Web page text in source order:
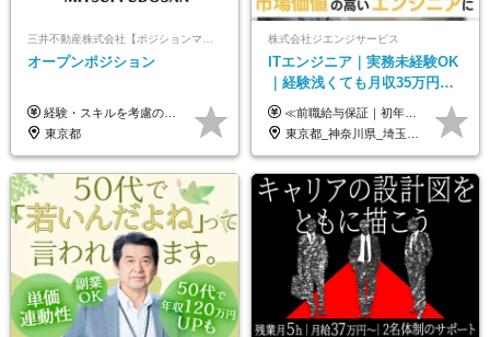
オープンポジション
経験・スキルを考慮の上、決定します。 ▼参考情報 ----------------------- ＜想定年収850万円～1,500万円（基礎給与・賞与2回含む）＞ 月給42万円～ ※時間外勤務手当・諸手当等別途 ※試用期間3ヶ月 ※残業手当有り
東京都
株式会社ジエンジサービス
ITエンジニア｜実務未経験OK
｜経験浅くても月収35万円～
｜チーム参画中心｜フルリモ
ート可｜自社サービスあり
≪前職給与保証｜初年度想定年収420万円～≫ 月給35万円以上＋決算賞与＋交通費 ※スキル・経験を考慮の上、優遇します ※上記月給には固定残業代月20時間分(4万5000円以上)を含みます。超過した場合は、その分追加支給します ※試用期間3～6ヵ月は固定残業代なし(雇用形態やその他待遇・福利厚生は同じです) ＝＝＝＝＝＝＝＝＝＝＝ ▼実力と成長にこだわった評価制度▼ 年2回の評価で昇給・昇格が決まります。 評価は、就業先のお客様からの評価をベースに、目標達成状況やプロジェクトでの役割・貢献度などを総合的に判断して決定します。 日々の働きぶりを実際に見ているお客様の声を反映することで、より公平で納得感のある評価を実現しています。 また、評価後は面談を通じてフィードバックを行い、今後の成長やキャリアについて一緒に考えていきます。 ▼成長につながる目標設定▼ 半期ごとに、具体的な行動ベースの目標を設定し、その達成度や取り組みのプロセスを評価に反映します。 目標は、お客様からのフィードバックや現場での課題をもとに設定するため、「今何を伸ばすべきか」が明確になります。 また、上司との面談を通じて振り返りと次の目標設定を行い、継続的なスキルアップと市場価値の向上を支援しています。
東京都_神奈川県_埼玉県_千葉県_大阪府_愛知県_北海道_青森県_岩手県_宮城県_秋田県_山形県_福島県_茨城県_栃木県_群馬県_新潟県_山梨県_長野県_富山県_石川県_福井県_静岡県_岐阜県_三重県_兵庫県_京都府_滋賀県_奈良県_和歌山県_広島県_岡山県_鳥取県_島根県_山口県_徳島県_香川県_愛媛県_高知県_福岡県_熊本県_佐賀県_長崎県_大分県_宮崎県_鹿児島県_沖縄県